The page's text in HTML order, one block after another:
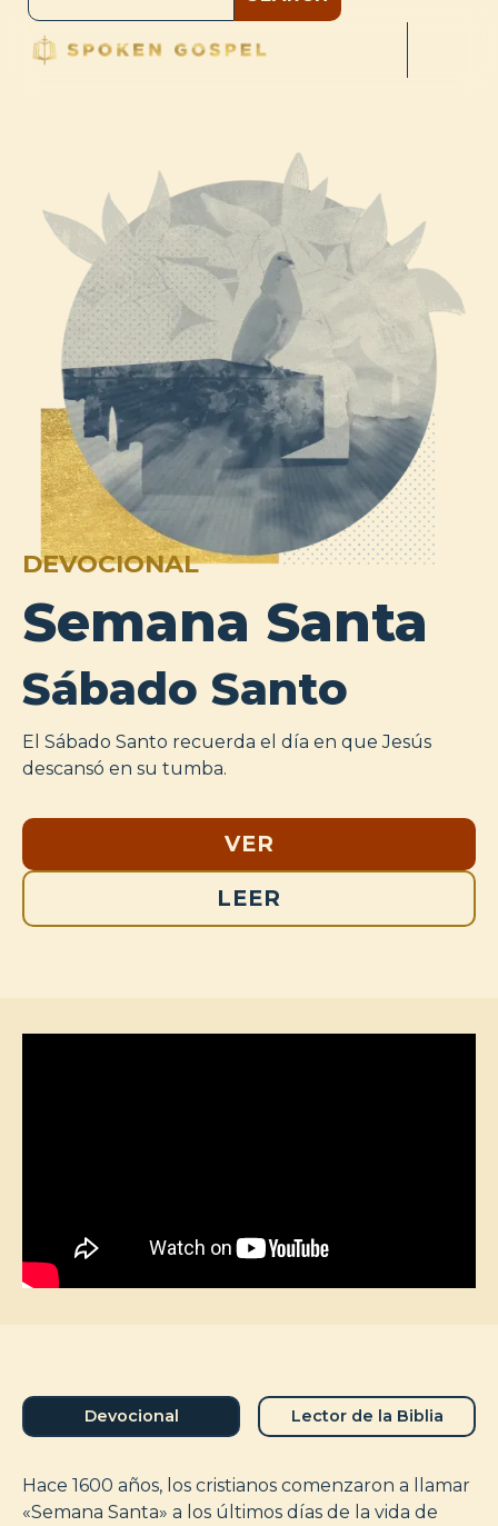
DEVOCIONAL
Semana Santa
Sábado Santo
El Sábado Santo recuerda el día en que Jesús
descansó en su tumba.
VER
LEER
Devocional Lector de la Biblia
Hace 1600 años, los cristianos comenzaron a llamar
«Semana Santa» a los últimos días de la vida de